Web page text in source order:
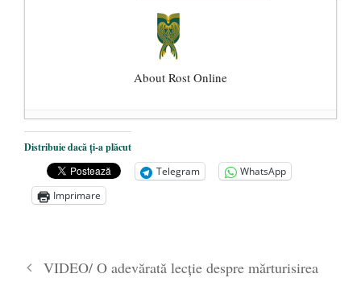
About Rost Online
Dezvăluiri cutremurătoare despre
președintele Ucrainei, Volodymyr
Zelensky
- 13 mai 2026
Statul care servește Națiunea
poetului Octavian Goga, înlăturat din Iași
Distribuie dacă ți-a plăcut
Telegram
WhatsApp
Imprimare
VIDEO/ O adevărată lecție despre mărturisirea